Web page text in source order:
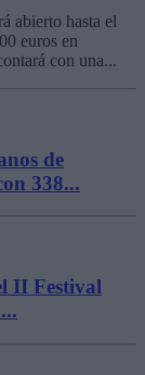
abierto hasta el
euros en
con una...
de
338...
II Festival